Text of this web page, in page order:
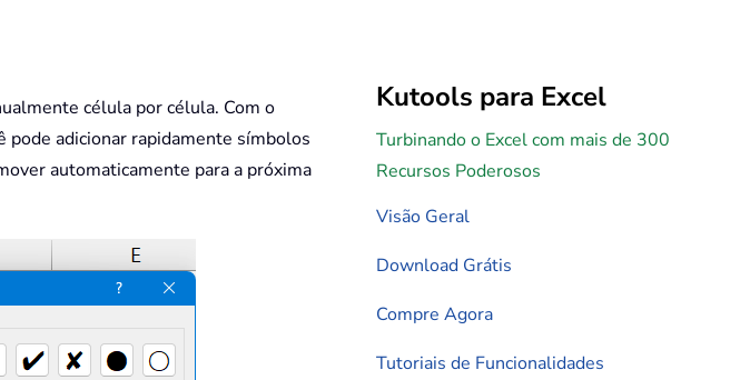
Kutools para Excel
Turbinando o Excel com mais de 300
Recursos Poderosos
Visão Geral
Download Grátis
Compre Agora
Tutoriais de Funcionalidades
célula por célula. Com o
pode adicionar rapidamente símbolos
automaticamente para a próxima